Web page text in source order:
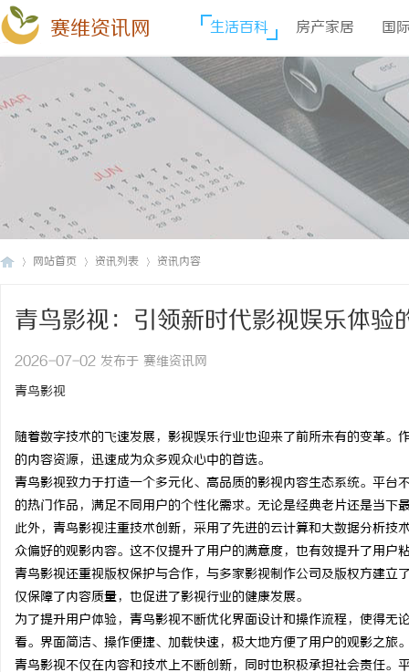
赛维资讯网 生活百科 房产家居 国
网站首页 资讯列表 资讯内容
青鸟影视：引领新时代影视娱乐体验
2026-07-02 发布于 赛维资讯网
青鸟影视
随着数字技术的飞速发展，影视娱乐行业也迎来了前所未有的变革。
的内容资源，迅速成为众多观众心中的首选。
青鸟影视致力于打造一个多元化、高品质的影视内容生态系统。平
的热门作品，满足不同用户的个性化需求。无论是经典老片还是当
此外，青鸟影视注重技术创新，采用了先进的云计算和大数据分析
众偏好的观影内容。这不仅提升了用户的满意度，也有效提升了用户
青鸟影视还重视版权保护与合作，与多家影视制作公司及版权方建
仅保障了内容质量，也促进了影视行业的健康发展。
为了提升用户体验，青鸟影视不断优化界面设计和操作流程，使得
看。界面简洁、操作便捷、加载快速，极大地方便了用户的观影之旅
青鸟影视不仅在内容和技术上不断创新，同时也积极承担社会责任